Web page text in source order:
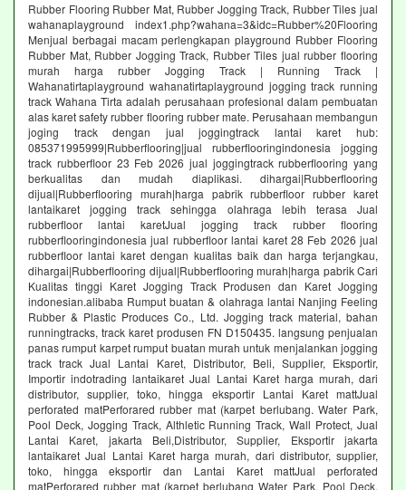
Rubber Flooring Rubber Mat, Rubber Jogging Track, Rubber Tiles jual
wahanaplayground index1.php?wahana=3&idc=Rubber%20Flooring
Menjual berbagai macam perlengkapan playground Rubber Flooring
Rubber Mat, Rubber Jogging Track, Rubber Tiles jual rubber flooring
murah harga rubber Jogging Track | Running Track |
Wahanatirtaplayground wahanatirtaplayground jogging track running
track Wahana Tirta adalah perusahaan profesional dalam pembuatan
alas karet safety rubber flooring rubber mate. Perusahaan membangun
joging track dengan jual joggingtrack lantai karet hub:
085371995999|Rubberflooring|jual rubberflooringindonesia jogging
track rubberfloor 23 Feb 2026 jual joggingtrack rubberflooring yang
berkualitas dan mudah diaplikasi. dihargai|Rubberflooring
dijual|Rubberflooring murah|harga pabrik rubberfloor rubber karet
lantaikaret jogging track sehingga olahraga lebih terasa Jual
rubberfloor lantai karetJual jogging track rubber flooring
rubberflooringindonesia jual rubberfloor lantai karet 28 Feb 2026 jual
rubberfloor lantai karet dengan kualitas baik dan harga terjangkau,
dihargai|Rubberflooring dijual|Rubberflooring murah|harga pabrik Cari
Kualitas tinggi Karet Jogging Track Produsen dan Karet Jogging
indonesian.alibaba Rumput buatan & olahraga lantai Nanjing Feeling
Rubber & Plastic Produces Co., Ltd. Jogging track material, bahan
runningtracks, track karet produsen FN D150435. langsung penjualan
panas rumput karpet rumput buatan murah untuk menjalankan jogging
track track Jual Lantai Karet, Distributor, Beli, Supplier, Eksportir,
Importir indotrading lantaikaret Jual Lantai Karet harga murah, dari
distributor, supplier, toko, hingga eksportir Lantai Karet mattJual
perforated matPerforared rubber mat (karpet berlubang. Water Park,
Pool Deck, Jogging Track, Althletic Running Track, Wall Protect, Jual
Lantai Karet, jakarta Beli,Distributor, Supplier, Eksportir jakarta
lantaikaret Jual Lantai Karet harga murah, dari distributor, supplier,
toko, hingga eksportir dan Lantai Karet mattJual perforated
matPerforared rubber mat (karpet berlubang Water Park, Pool Deck,